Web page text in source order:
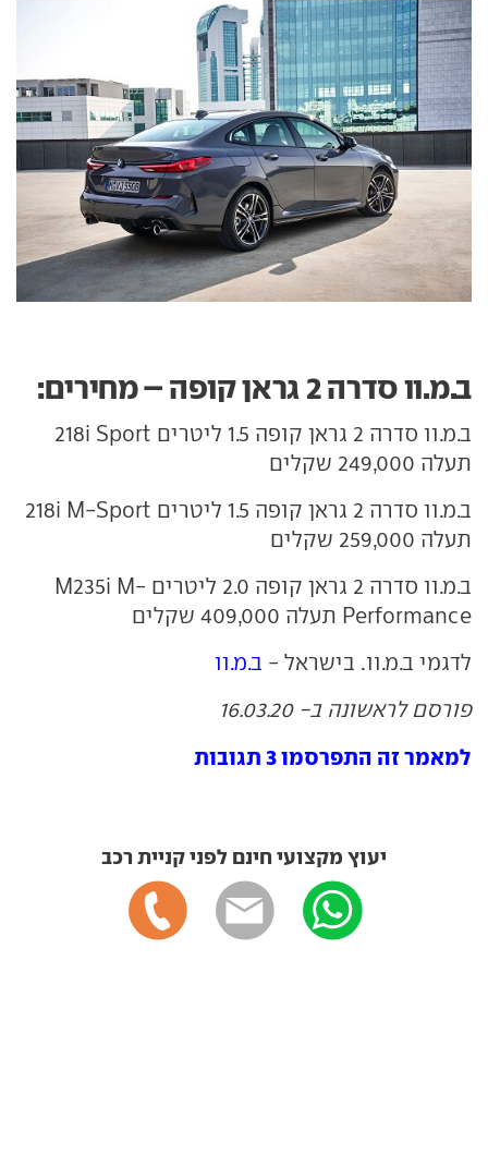
ב.מ.וו סדרה 2 גראן קופה – מחירים:
ב.מ.וו סדרה 2 גראן קופה 1.5 ליטרים 218i Sport
תעלה 249,000 שקלים
ב.מ.וו סדרה 2 גראן קופה 1.5 ליטרים 218i M-Sport
תעלה 259,000 שקלים
ב.מ.וו סדרה 2 גראן קופה 2.0 ליטרים M235i M-
Performance תעלה 409,000 שקלים
לדגמי ב.מ.וו. בישראל - ב.מ.וו
פורסם לראשונה ב- 16.03.20
למאמר זה התפרסמו 3 תגובות
יעוץ מקצועי חינם לפני קניית רכב